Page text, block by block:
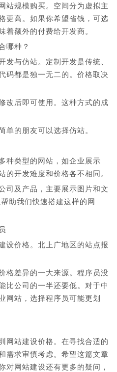
站规模购买。空间分为虚拟主
更高。如果你希望省钱，可选
着额外的付费给开发商。
哪种？
发与仿站。定制开发是传统、
码都是独一无二的。价格取决
改后即可使用。这种方式的成
单的朋友可以选择仿站。
种类型的网站，如企业展示
的开发难度和价格各不相同。
司及产品，主要展示图片和文
助我们快速搭建这样的网
设价格。北上广地区的站点报
格差异的一大来源。程序员没
比公司的一半还要低。对于中
网站，选择程序员可能更划
网站建设价格。在寻找合适的
需求审慎考虑。希望这篇文章
对网站建设还有更多的疑问，